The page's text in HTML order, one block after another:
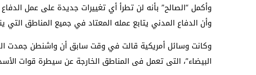
وأكمل “الصالح” بأنه لن تطرأ أي تغييرات جديدة على عمل
وأن الدفاع المدني يتابع عمله المعتاد في جميع المناطق التي
وكانت وسائل أمريكية قالت في وقت سابق أن واشنطن جمدت
البيضاء”، التى تعمل فى المناطق الخارجة عن سيطرة قوات